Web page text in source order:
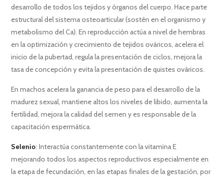
desarrollo de todos los tejidos y órganos del cuerpo. Hace parte
estructural del sistema osteoarticular (sostén en el organismo y
metabolismo del Ca). En reproducción actúa a nivel de hembras
en la optimización y crecimiento de tejidos ováricos, acelera el
inicio de la pubertad, regula la presentación de ciclos, mejora la
tasa de concepción y evita la presentación de quistes ováricos.
En machos acelera la ganancia de peso para el desarrollo de la
madurez sexual, mantiene altos los niveles de libido, aumenta la
fertilidad, mejora la calidad del semen y es responsable de la
capacitación espermática.
Selenio: Interactúa constantemente con la vitamina E
mejorando todos los aspectos reproductivos especialmente en
la etapa de fecundación, en las etapas finales de la gestación, por